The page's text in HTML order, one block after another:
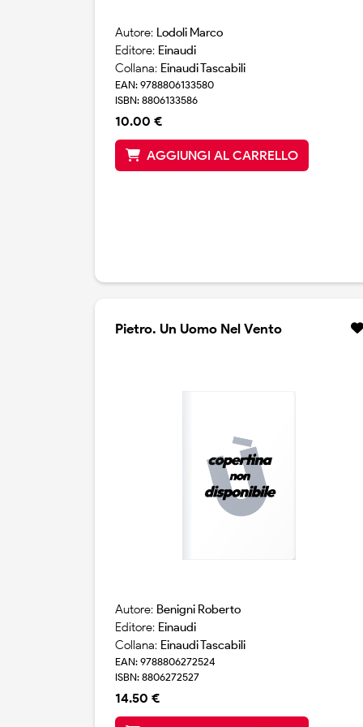
limitativo della propria esperienza.
Autore: Lodoli Marco
Editore: Einaudi
Collana: Einaudi Tascabili
EAN: 9788806133580
ISBN: 8806133586
10.00 €
AGGIUNGI AL CARRELLO
Pietro. Un Uomo Nel Vento
Autore: Benigni Roberto
Editore: Einaudi
Collana: Einaudi Tascabili
EAN: 9788806272524
ISBN: 8806272527
14.50 €